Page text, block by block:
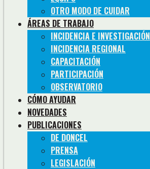
OTRO MODO DE CUIDAR
ÁREAS DE TRABAJO
INCIDENCIA E INVESTIGACIÓN
INCIDENCIA REGIONAL
CAPACITACIÓN
PARTICIPACIÓN
OBSERVATORIO
CÓMO AYUDAR
NOVEDADES
PUBLICACIONES
DE DONCEL
PRENSA
LEGISLACIÓN